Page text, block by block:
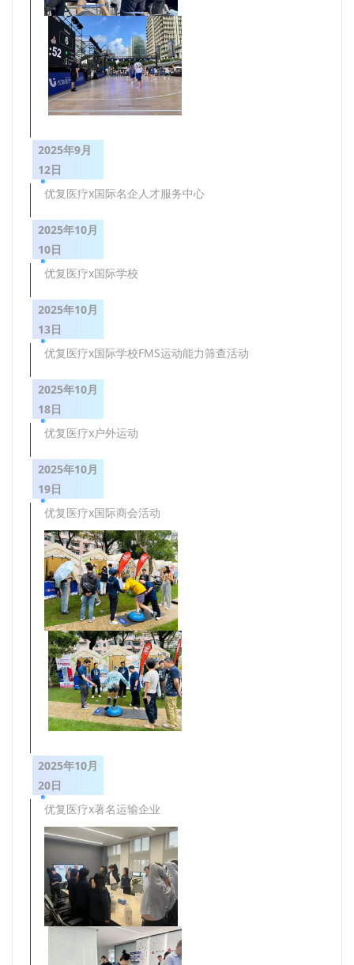
2025年9月
12日
优复医疗x国际名企人才服务中心
2025年10月
10日
优复医疗x国际学校
2025年10月
13日
优复医疗x国际学校FMS运动能力筛查活动
2025年10月
18日
优复医疗x户外运动
2025年10月
19日
优复医疗x国际商会活动
2025年10月
20日
优复医疗x著名运输企业